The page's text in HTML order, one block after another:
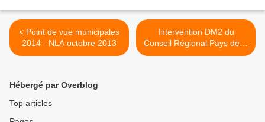
< Point de vue municipales
2014 - NLA octobre 2013
Intervention DM2 du
Conseil Régional Pays de la
Loire (Véronique MAHE au
Hébergé par Overblog
Top articles